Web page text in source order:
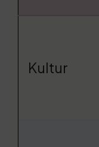
Kultur